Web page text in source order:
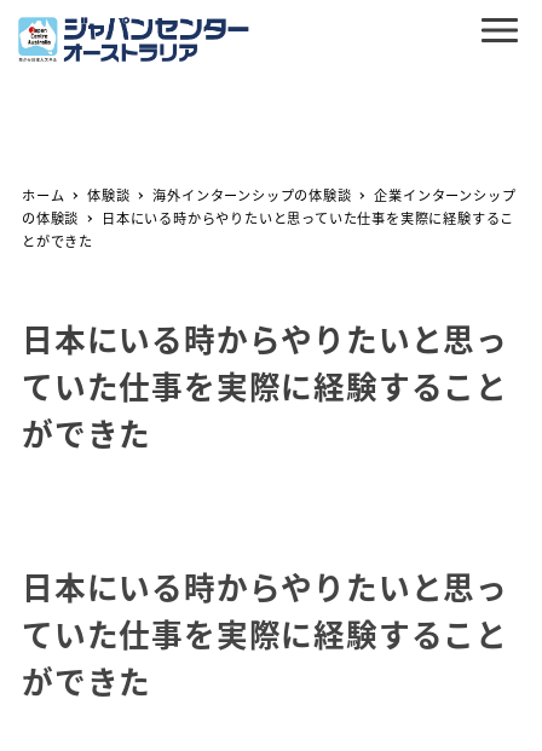
ホーム 体験談 海外インターンシップの体験談
企業インターンシップ
の体験談
日本にいる時からやりたいと思っていた仕事を実際に経験するこ
とができた
日本にいる時からやりたいと思っ
ていた仕事を実際に経験すること
ができた
日本にいる時からやりたいと思っ
ていた仕事を実際に経験すること
ができた